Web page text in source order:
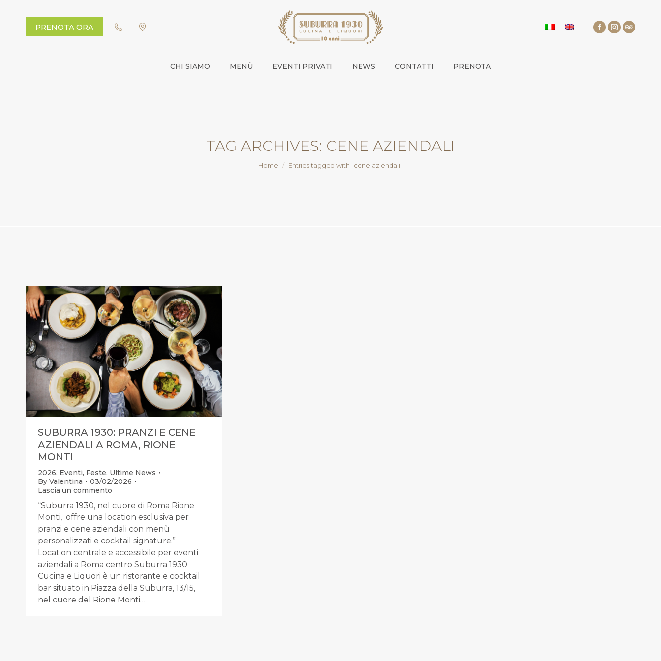
PRENOTA ORA
CHI SIAMO MENÙ EVENTI PRIVATI NEWS CONTATTI PRENOTA
TAG ARCHIVES: CENE AZIENDALI
You are here:
Home Entries tagged with "cene aziendali"
SUBURRA 1930: PRANZI E CENE
AZIENDALI A ROMA, RIONE
MONTI
2026, Eventi, Feste, Ultime News
By Valentina
03/02/2026
Lascia un commento
“Suburra 1930, nel cuore di Roma Rione
Monti, offre una location esclusiva per
pranzi e cene aziendali con menù
personalizzati e cocktail signature.”
Location centrale e accessibile per eventi
aziendali a Roma centro Suburra 1930
Cucina e Liquori è un ristorante e cocktail
bar situato in Piazza della Suburra, 13/15,
nel cuore del Rione Monti…